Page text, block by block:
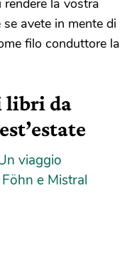
la vostra
se avete in mente di
filo conduttore la
libri da
viaggio
e Mistral